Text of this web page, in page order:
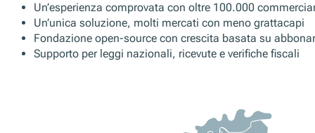
Un’esperienza comprovata con oltre 100.000
Un’unica soluzione, molti mercati con meno grattacapi
Fondazione open-source con crescita basata su
Supporto per leggi nazionali, ricevute e verifiche fiscali